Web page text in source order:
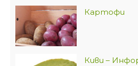
Картофи
Киви –